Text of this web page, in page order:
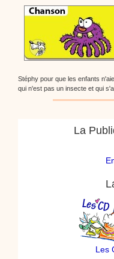
Stéphy pour que les enfants
qui n'est pas un insecte et qui
La
Les